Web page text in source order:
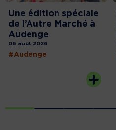
Une édition spéciale
de l’Autre Marché à
Audenge
06 août 2026
#Audenge